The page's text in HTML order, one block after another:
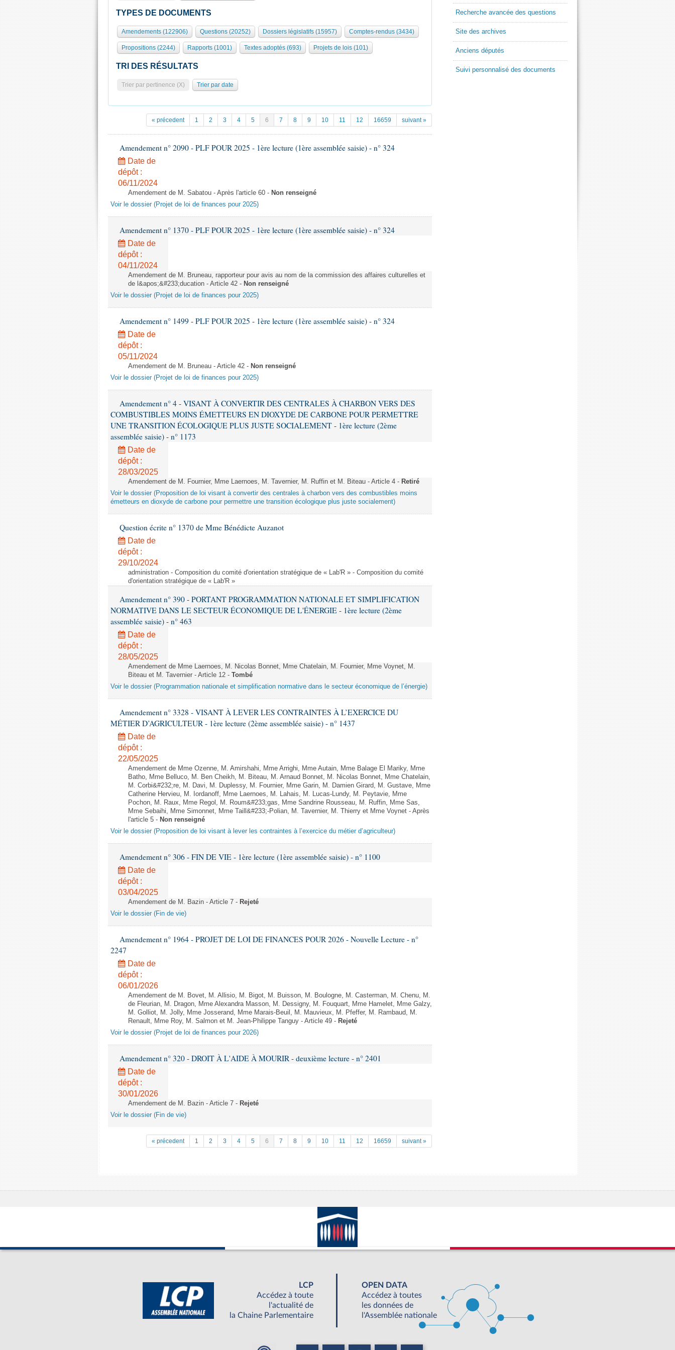
TYPES DE DOCUMENTS
Amendements (122906) Questions (20252) Dossiers législatifs (15957) Comptes-rendus (3434)
Propositions (2244) Rapports (1001) Textes adoptés (693) Projets de lois (101)
TRI DES RÉSULTATS
Trier par pertinence (X) Trier par date
« précedent 1 2 3 4 5 6 7 8 9 10 11 12 16659 suivant »
Amendement n° 2090 - PLF POUR 2025 - 1ère lecture (1ère assemblée saisie) - n° 324
Date de
dépôt :
06/11/2024
Amendement de M. Sabatou - Après l'article 60 - Non renseigné
Voir le dossier (Projet de loi de finances pour 2025)
Amendement n° 1370 - PLF POUR 2025 - 1ère lecture (1ère assemblée saisie) - n° 324
Date de
dépôt :
04/11/2024
Amendement de M. Bruneau, rapporteur pour avis au nom de la commission des affaires culturelles et
de l&apos;&#233;ducation - Article 42 - Non renseigné
Voir le dossier (Projet de loi de finances pour 2025)
Amendement n° 1499 - PLF POUR 2025 - 1ère lecture (1ère assemblée saisie) - n° 324
Date de
dépôt :
05/11/2024
Amendement de M. Bruneau - Article 42 - Non renseigné
Voir le dossier (Projet de loi de finances pour 2025)
Amendement n° 4 - VISANT À CONVERTIR DES CENTRALES À CHARBON VERS DES
COMBUSTIBLES MOINS ÉMETTEURS EN DIOXYDE DE CARBONE POUR PERMETTRE
UNE TRANSITION ÉCOLOGIQUE PLUS JUSTE SOCIALEMENT - 1ère lecture (2ème
assemblée saisie) - n° 1173
Date de
dépôt :
28/03/2025
Amendement de M. Fournier, Mme Laernoes, M. Tavernier, M. Ruffin et M. Biteau - Article 4 - Retiré
Voir le dossier (Proposition de loi visant à convertir des centrales à charbon vers des combustibles moins
émetteurs en dioxyde de carbone pour permettre une transition écologique plus juste socialement)
Question écrite n° 1370 de Mme Bénédicte Auzanot
Date de
dépôt :
29/10/2024
administration - Composition du comité d'orientation stratégique de « Lab'R » - Composition du comité
d'orientation stratégique de « Lab'R »
Amendement n° 390 - PORTANT PROGRAMMATION NATIONALE ET SIMPLIFICATION
NORMATIVE DANS LE SECTEUR ÉCONOMIQUE DE L'ÉNERGIE - 1ère lecture (2ème
assemblée saisie) - n° 463
Date de
dépôt :
28/05/2025
Amendement de Mme Laernoes, M. Nicolas Bonnet, Mme Chatelain, M. Fournier, Mme Voynet, M.
Biteau et M. Tavernier - Article 12 - Tombé
Voir le dossier (Programmation nationale et simplification normative dans le secteur économique de l’énergie)
Amendement n° 3328 - VISANT À LEVER LES CONTRAINTES À L’EXERCICE DU
MÉTIER D’AGRICULTEUR - 1ère lecture (2ème assemblée saisie) - n° 1437
Date de
dépôt :
22/05/2025
Amendement de Mme Ozenne, M. Amirshahi, Mme Arrighi, Mme Autain, Mme Balage El Mariky, Mme
Batho, Mme Belluco, M. Ben Cheikh, M. Biteau, M. Arnaud Bonnet, M. Nicolas Bonnet, Mme Chatelain,
M. Corbi&#232;re, M. Davi, M. Duplessy, M. Fournier, Mme Garin, M. Damien Girard, M. Gustave, Mme
Catherine Hervieu, M. Iordanoff, Mme Laernoes, M. Lahais, M. Lucas-Lundy, M. Peytavie, Mme
Pochon, M. Raux, Mme Regol, M. Roum&#233;gas, Mme Sandrine Rousseau, M. Ruffin, Mme Sas,
Mme Sebaihi, Mme Simonnet, Mme Taill&#233;-Polian, M. Tavernier, M. Thierry et Mme Voynet - Après
l'article 5 - Non renseigné
Voir le dossier (Proposition de loi visant à lever les contraintes à l’exercice du métier d’agriculteur)
Amendement n° 306 - FIN DE VIE - 1ère lecture (1ère assemblée saisie) - n° 1100
Date de
dépôt :
03/04/2025
Amendement de M. Bazin - Article 7 - Rejeté
Voir le dossier (Fin de vie)
Amendement n° 1964 - PROJET DE LOI DE FINANCES POUR 2026 - Nouvelle Lecture - n°
2247
Date de
dépôt :
06/01/2026
Amendement de M. Bovet, M. Allisio, M. Bigot, M. Buisson, M. Boulogne, M. Casterman, M. Chenu, M.
de Fleurian, M. Dragon, Mme Alexandra Masson, M. Dessigny, M. Fouquart, Mme Hamelet, Mme Galzy,
M. Golliot, M. Jolly, Mme Josserand, Mme Marais-Beuil, M. Mauvieux, M. Pfeffer, M. Rambaud, M.
Renault, Mme Roy, M. Salmon et M. Jean-Philippe Tanguy - Article 49 - Rejeté
Voir le dossier (Projet de loi de finances pour 2026)
Amendement n° 320 - DROIT À L'AIDE À MOURIR - deuxième lecture - n° 2401
Date de
dépôt :
30/01/2026
Amendement de M. Bazin - Article 7 - Rejeté
Voir le dossier (Fin de vie)
« précedent 1 2 3 4 5 6 7 8 9 10 11 12 16659 suivant »
Recherche avancée des questions
Site des archives
Anciens députés
Suivi personnalisé des documents
LCP
Accédez à toute
l'actualité de
la Chaine Parlementaire
OPEN DATA
Accédez à toutes
les données de
l'Assemblée nationale